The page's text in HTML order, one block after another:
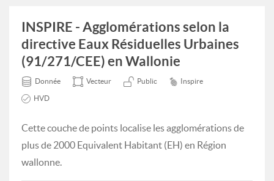
INSPIRE - Agglomérations selon la
directive Eaux Résiduelles Urbaines
(91/271/CEE) en Wallonie
Donnée Vecteur Public Inspire
HVD
Cette couche de points localise les agglomérations de
plus de 2000 Equivalent Habitant (EH) en Région
wallonne.